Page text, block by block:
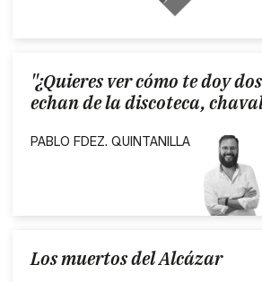
"¿Quieres ver cómo te doy
echan de la discoteca,
PABLO FDEZ. QUINTANILLA
Los muertos del Alcázar